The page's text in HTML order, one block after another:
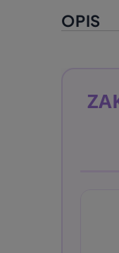
OPIS